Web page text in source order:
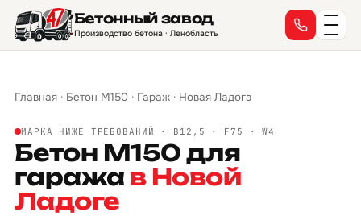
Бетонный завод
Производство бетона · Ленобласть
Главная · Бетон М150 · Гараж · Новая Ладога
МАРКА НИЖЕ ТРЕБОВАНИЙ · B12,5 · F75 · W4
Бетон М150 для
гаража в Новой
Ладоге